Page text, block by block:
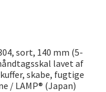
sort, 140 mm (5-
lavet af
skabe, fugtige
/ LAMP® (Japan)